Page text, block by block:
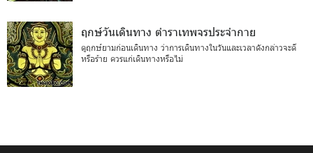
ฤกษ์วันเดินทาง ตำราเทพจรประจำกาย
ดูฤกษ์ยามก่อนเดินทาง ว่าการเดินทางในวันและเวลาดังกล่าวจะดี
หรือร้าย ควรแก่เดินทางหรือไม่